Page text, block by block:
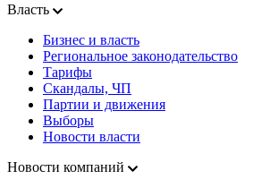
Власть
Бизнес и власть
Региональное законодательство
Тарифы
Скандалы, ЧП
Партии и движения
Выборы
Новости власти
Новости компаний